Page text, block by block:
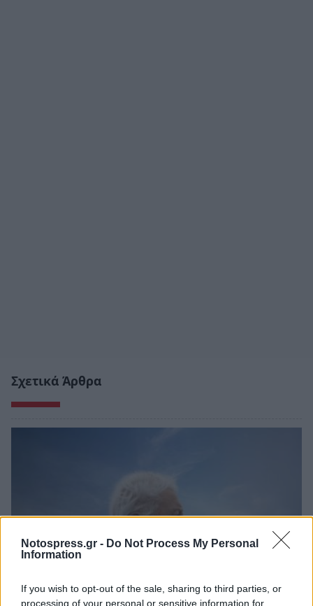
Notospress.gr - Do Not Process My Personal
Information
If you wish to opt-out of the sale, sharing to third parties, or
processing of your personal or sensitive information for
Σχετικά Άρθρα